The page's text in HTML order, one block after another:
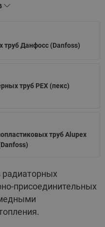
Данфосс (Danfoss)
труб PEX (пекс)
труб Alupex
радиаторных
присоединительных